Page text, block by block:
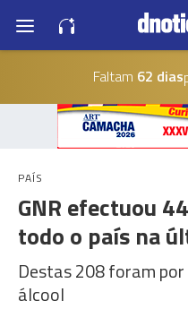
Faltam 62 dias
PAÍS
GNR efectuou
todo o país na
Destas 208 foram
álcool